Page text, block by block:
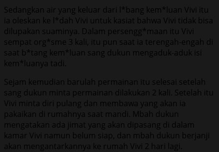
Sedangkan air yang keluar dari l*bang kem*luan Vivi itu
ia oleskan ke l*dah Vivi untuk kasiat bahwa Vivi tidak bisa
dilupakan suaminya. Dalam persengg*maan itu Vivi
sempat org*sme 3 kali, itu pun saat ia terengah-engah di
saat b*tang kem*luan sang dukun mengaduk-aduk isi
kem*luanya tadi.
Sejam kemudian barulah permainan itu selesai setelah
sang dukun minta permainan dilakukan 2 kali. Setelah itu
Vivi minta diri pulang dan membawa yang akan ia
pakaikan di rumahnya saat mandi. Mbah dukun
mengatakan ada jimat yang akan dipasang di dalam
kamar Vivi namun belum siap, dan mbah dukun berjanji
akan mengantarkannya ke rumah Vivi 2 hari lagi.